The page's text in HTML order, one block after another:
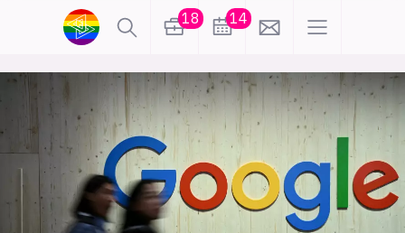
18 14
lønn
KI
karriere
meninger
utdanning sikkerhet
kontor